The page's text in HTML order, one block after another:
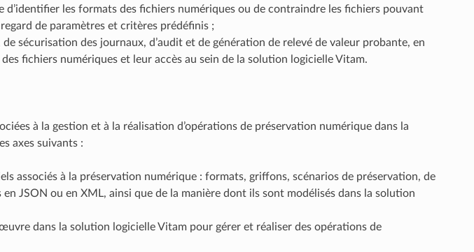
d’identifier les formats des fichiers numériques ou de contraindre les fichiers pouvant
de paramètres et critères prédéfinis ;
sécurisation des journaux, d’audit et de génération de relevé de valeur probante, en
fichiers numériques et leur accès au sein de la solution logicielle Vitam.
à la gestion et à la réalisation d’opérations de préservation numérique dans la
axes suivants :
associés à la préservation numérique : formats, griffons, scénarios de préservation, de
JSON ou en XML, ainsi que de la manière dont ils sont modélisés dans la solution
dans la solution logicielle Vitam pour gérer et réaliser des opérations de